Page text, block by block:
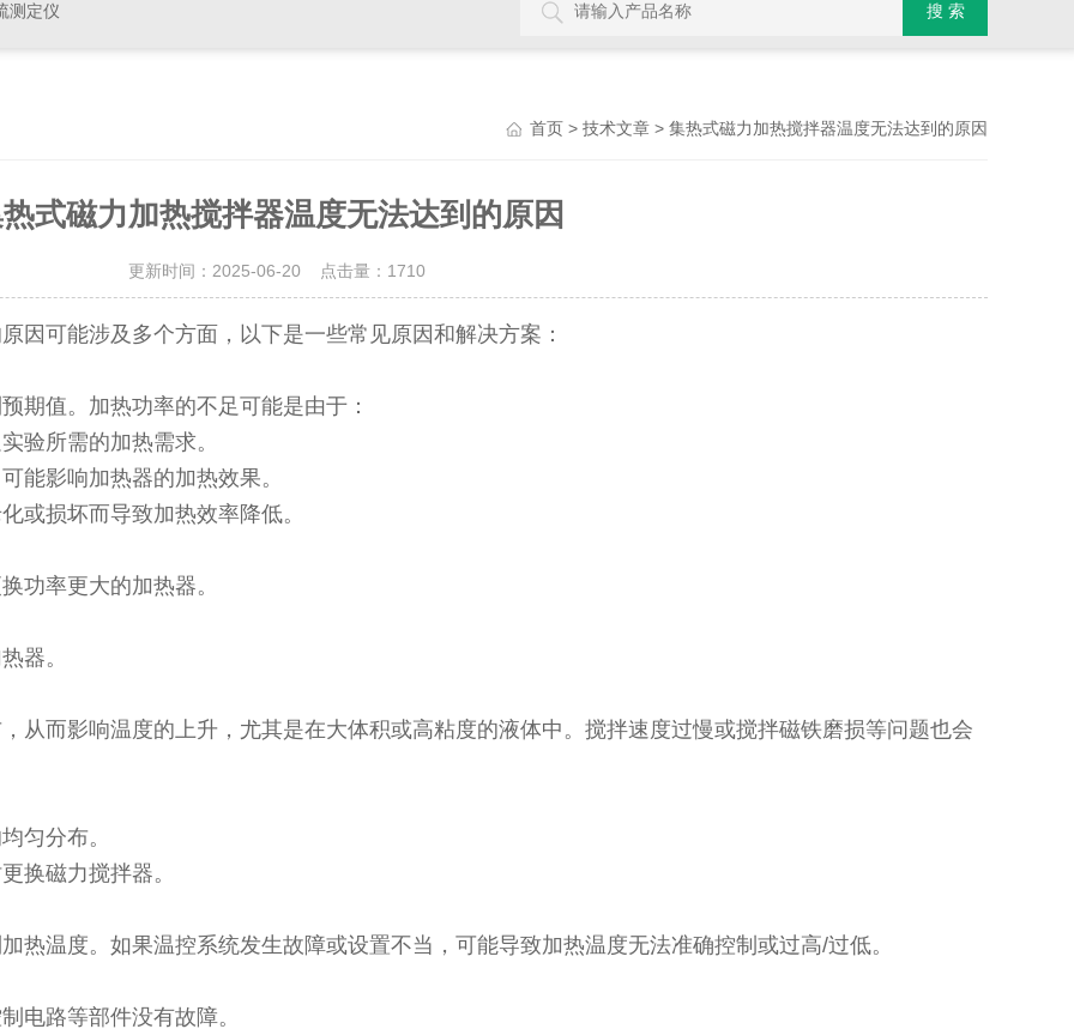
测定仪
首页 > 技术文章 > 集热式磁力加热搅拌器温度无法达到的原因
式磁力加热搅拌器温度无法达到的原因
更新时间：2025-06-20 点击量： 1710
因可能涉及多个方面，以下是一些常见原因和解决方案：
期值。加热功率的不足可能是由于：
验所需的加热需求。
能影响加热器的加热效果。
或损坏而导致加热效率降低。
功率更大的加热器。
器。
从而影响温度的上升，尤其是在大体积或高粘度的液体中。搅拌速度过慢或搅拌磁铁磨损等问题也会
匀分布。
换磁力搅拌器。
热温度。如果温控系统发生故障或设置不当，可能导致加热温度无法准确控制或过高/过低。
电路等部件没有故障。